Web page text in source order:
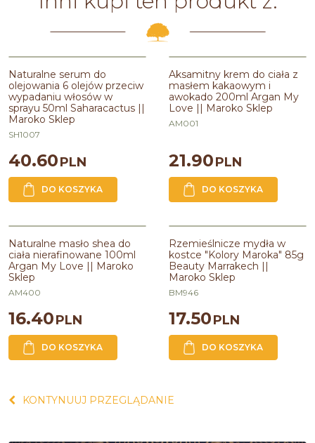
Naturalne serum do
olejowania 6 olejów przeciw
wypadaniu włosów w
sprayu 50ml Saharacactus ||
Maroko Sklep
SH1007
40.60PLN
DO KOSZYKA
Aksamitny krem do ciała z
masłem kakaowym i
awokado 200ml Argan My
Love || Maroko Sklep
AM001
21.90PLN
DO KOSZYKA
Naturalne masło shea do
ciała nierafinowane 100ml
Argan My Love || Maroko
Sklep
AM400
16.40PLN
DO KOSZYKA
Rzemieślnicze mydła w
kostce "Kolory Maroka" 85g
Beauty Marrakech ||
Maroko Sklep
BM946
17.50PLN
DO KOSZYKA
KONTYNUUJ PRZEGLĄDANIE